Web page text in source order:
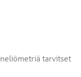
tarvitset